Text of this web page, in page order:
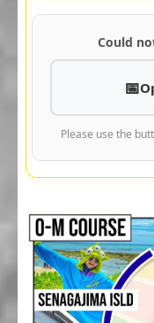
Could
Please use the